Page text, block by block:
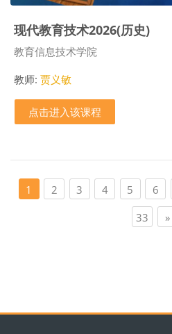
现代教育技术2026(历史)
课程类别
教育信息技术学院
教师: 贾义敏
点击进入该课程
1 2页 2 3 4页 4 5 6页 6
33 页 33
»